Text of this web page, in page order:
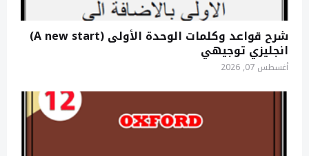
شرح قواعد وكلمات الوحدة الأولى (A new start)
انجليزي توجيهي
أغسطس 07, 2026